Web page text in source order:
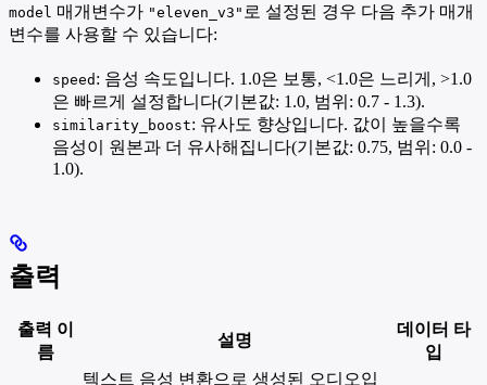
model 매개변수가 "eleven_v3" 로 설정된 경우 다음 추가 매개
변수를 사용할 수 있습니다:
speed : 음성 속도입니다. 1.0은 보통, <1.0은 느리게, >1.0
은 빠르게 설정합니다(기본값: 1.0, 범위: 0.7 - 1.3).
similarity_boost: 유사도 향상입니다. 값이 높을수록
음성이 원본과 더 유사해집니다(기본값: 0.75, 범위: 0.0 -
1.0).
출력
출력 이
름
설명
데이터 타
입
텍스트 음성 변환으로 생성된 오디오입